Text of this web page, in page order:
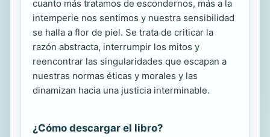
cuanto más tratamos de escondernos, más a la
intemperie nos sentimos y nuestra sensibilidad
se halla a flor de piel. Se trata de criticar la
razón abstracta, interrumpir los mitos y
reencontrar las singularidades que escapan a
nuestras normas éticas y morales y las
dinamizan hacia una justicia interminable.
¿Cómo descargar el libro?